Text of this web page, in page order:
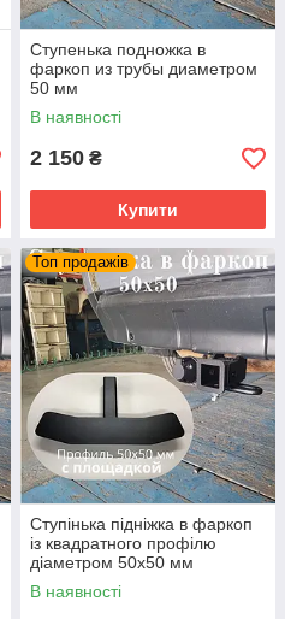
Ступенька подножка в
фаркоп из трубы диаметром
50 мм
В наявності
2 150 ₴
Купити
Топ продажів
Ступінька підніжка в фаркоп
із квадратного профілю
діаметром 50х50 мм
В наявності